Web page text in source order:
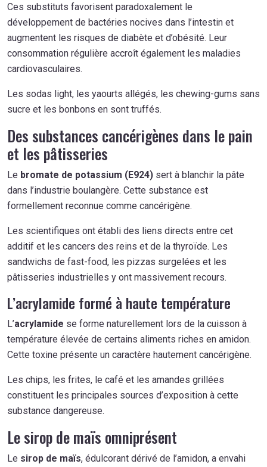
Ces substituts favorisent paradoxalement le
développement de bactéries nocives dans l’intestin et
augmentent les risques de diabète et d’obésité. Leur
consommation régulière accroît également les maladies
cardiovasculaires.
Les sodas light, les yaourts allégés, les chewing-gums sans
sucre et les bonbons en sont truffés.
Des substances cancérigènes dans le pain
et les pâtisseries
Le bromate de potassium (E924) sert à blanchir la pâte
dans l’industrie boulangère. Cette substance est
formellement reconnue comme cancérigène.
Les scientifiques ont établi des liens directs entre cet
additif et les cancers des reins et de la thyroïde. Les
sandwichs de fast-food, les pizzas surgelées et les
pâtisseries industrielles y ont massivement recours.
L’acrylamide formé à haute température
L’acrylamide se forme naturellement lors de la cuisson à
température élevée de certains aliments riches en amidon.
Cette toxine présente un caractère hautement cancérigène.
Les chips, les frites, le café et les amandes grillées
constituent les principales sources d’exposition à cette
substance dangereuse.
Le sirop de maïs omniprésent
Le sirop de maïs, édulcorant dérivé de l’amidon, a envahi